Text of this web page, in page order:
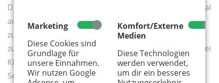
Marketing
Diese Cookies sind
Grundlage für
unsere Einnahmen.
Wir nutzen Google
Komfort/Externe
Medien
Diese Technologien
werden verwendet,
um dir ein besseres
Deshalb ist es aus meiner Sicht wichtig, sich wieder mal
auf Augenhöhe mit den Kindern zu begeben. Ihnen
zuzuhören, die Welt mit ihren Augen sehen, auf Dinge
zu achten, die wir übersehen. Ich lerne von meinen drei
Kindern täglich mehr, als in allen Management-
Seminaren zusammen. Die Heldin des neuen Buches